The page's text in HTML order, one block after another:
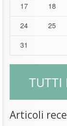
17
18
24
25
31
TUTTI
Articoli